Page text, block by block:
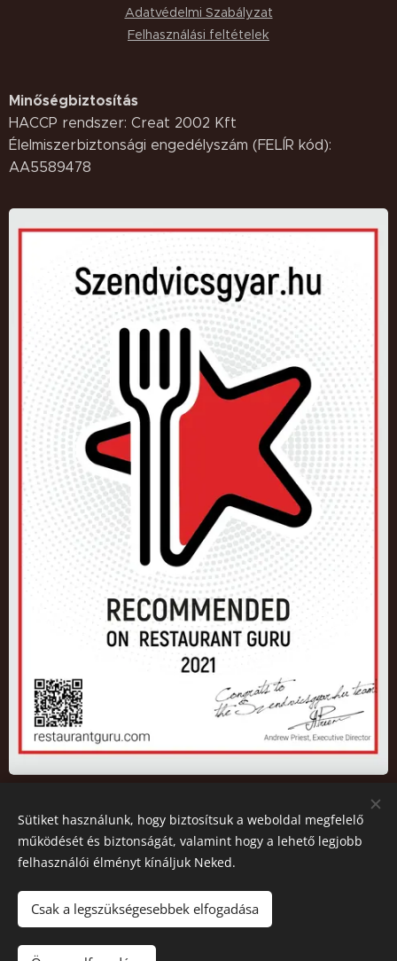
Adatvédelmi Szabályzat
Felhasználási feltételek
Minőségbiztosítás
HACCP rendszer: Creat 2002 Kft
Élelmiszerbiztonsági engedélyszám (FELÍR kód):
AA5589478
2026 Az oldalt a Szendvicsgyár.hu működteti. All rights
reserved.
© 2026 Copyright
Sütik
Sütiket használunk, hogy biztosítsuk a weboldal megfelelő
működését és biztonságát, valamint hogy a lehető legjobb
felhasználói élményt kínáljuk Neked.
Csak a legszükségesebbek elfogadása